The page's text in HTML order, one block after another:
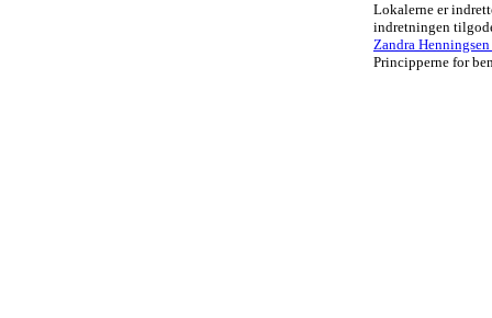
Lokalerne er
indretningen
Zandra Henningsen
Principperne for